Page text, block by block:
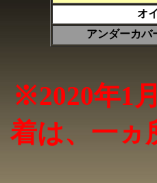
オ
アンダーカバ
※2020年1
着は、一ヵ